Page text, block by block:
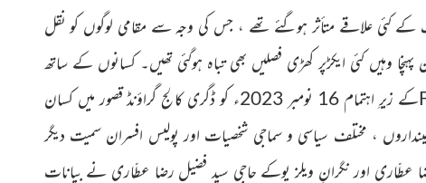
کے کئی علاقے متأثر ہوگئے تھے ، جس کی وجہ سے مقامی لوگوں کو نقل
وہیں کئی ایکڑپر کھڑی فصلیں بھی تباہ ہوگئی تھیں۔کسانوں کے ساتھ
کے زیرِ اہتمام 16 نومبر 2023ء کو ڈگری کالج گراؤنڈ قصور میں کسان
، مختلف سیاسی و سماجی شخصیات اور پولیس افسران سمیت دیگر
عطّاری اور نگرانِ ویلز یوکے حاجی سید فضیل رضا عطّاری نے بیانات